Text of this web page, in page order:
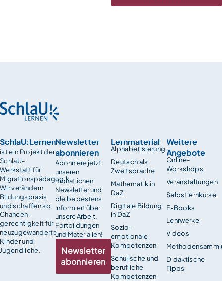
SchlaU:Lernen
ist ein Projekt der
SchlaU-
Werkstatt für
Migrationspädagogik.
Wir verändern
Bildungspraxis
und schaffen so
Chancen­
gerechtigkeit für
neuzugewanderte
Kinder und
Jugendliche.
Lernmaterial
Alphabetisierung
Deutsch als
Zweitsprache
Mathematik in
DaZ
Digitale Bildung
in DaZ
Sozio-
emotionale
Kompetenzen
Schulische und
berufliche
Kompetenzen
Weitere
Angebote
Online-
Workshops
Veranstaltungen
Selbstlernkurse
E-Books
Lehrwerke
Videos
Didaktische
Tipps
Newsletter
abonnieren
Abonniere jetzt
unseren
monatlichen
Newsletter und
bleibe bestens
informiert über
unsere Arbeit,
Fortbildungen
und Materialien!
Newsletter
abonnieren